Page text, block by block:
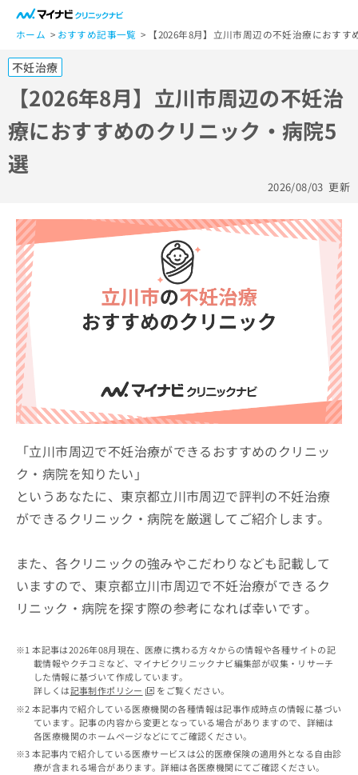
ホーム おすすめ記事一覧 【2026年8月】立川市周辺の不妊治療におす
不妊治療
【2026年8月】立川市周辺の不妊治
療におすすめのクリニック・病院5
選
2026/08/03 更新
「立川市周辺で不妊治療ができるおすすめのクリニッ
ク・病院を知りたい」
というあなたに、東京都立川市周辺で評判の不妊治療
ができるクリニック・病院を厳選してご紹介します。
また、各クリニックの強みやこだわりなども記載して
いますので、東京都立川市周辺で不妊治療ができるク
リニック・病院を探す際の参考になれば幸いです。
本記事は2026年08月現在、医療に携わる方々からの情報や各種サイトの記
載情報やクチコミなど、マイナビクリニックナビ編集部が収集・リサーチ
した情報に基づいて作成しています。
詳しくは記事制作ポリシー
をご覧ください。
本記事内で紹介している医療機関の各種情報は記事作成時点の情報に基づい
ています。記事の内容から変更となっている場合がありますので、詳細は
各医療機関のホームページなどにてご確認ください。
本記事内で紹介している医療サービスは公的医療保険の適用外となる自由診
療が含まれる場合があります。詳細は各医療機関にてご確認ください。
一
般
ー
ザ
ー
の
方
は
こ
マ
イ
ナ
ビ
ク
リ
ニ
ッ
ク
ナ
ビ
関
る
お
問
い
わ
せ
は
こ
こち
らは
マイ
ナビ
クリ
ニッ
クナ
ビサ
医
療
関
係
者
の
方
は
こ
ち
ら
広
告
出
稿
の
問
合
わ
こ
の
広
告
代
店
方
は
ち
出
お